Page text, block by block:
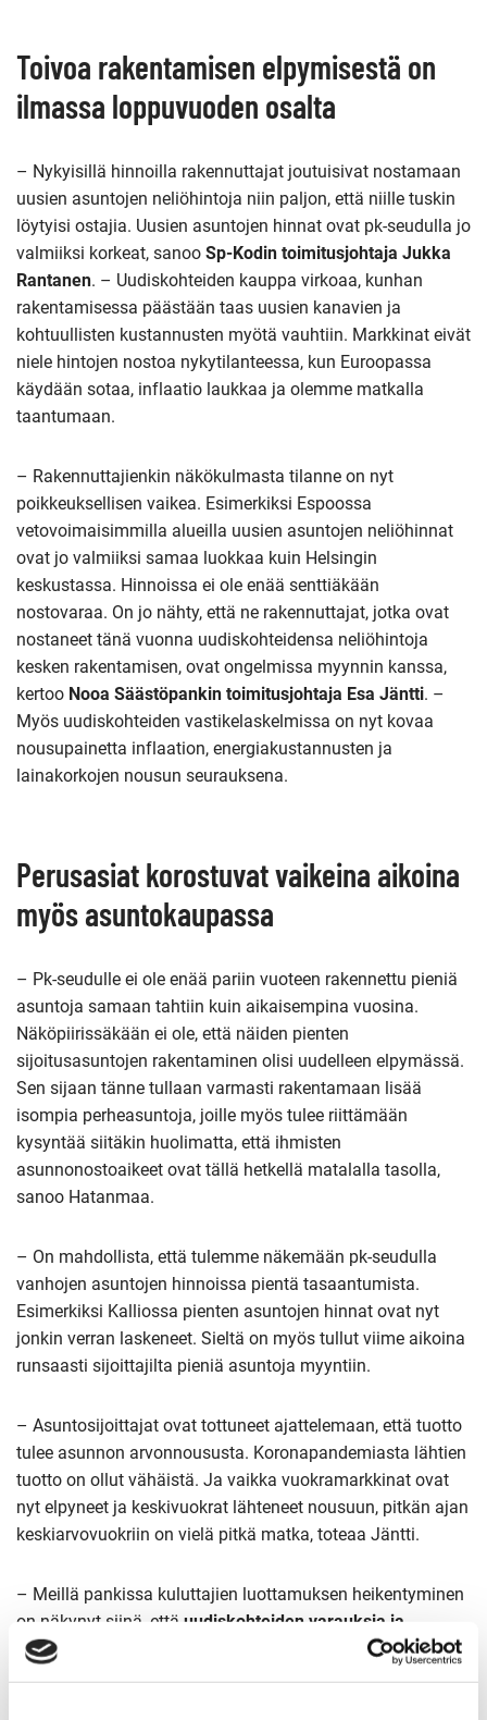
Toivoa rakentamisen elpymisestä on
ilmassa loppuvuoden osalta
– Nykyisillä hinnoilla rakennuttajat joutuisivat nostamaan
uusien asuntojen neliöhintoja niin paljon, että niille tuskin
löytyisi ostajia. Uusien asuntojen hinnat ovat pk-seudulla jo
valmiiksi korkeat, sanoo Sp-Kodin toimitusjohtaja Jukka
Rantanen. – Uudiskohteiden kauppa virkoaa, kunhan
rakentamisessa päästään taas uusien kanavien ja
kohtuullisten kustannusten myötä vauhtiin. Markkinat eivät
niele hintojen nostoa nykytilanteessa, kun Euroopassa
käydään sotaa, inflaatio laukkaa ja olemme matkalla
taantumaan.
– Rakennuttajienkin näkökulmasta tilanne on nyt
poikkeuksellisen vaikea. Esimerkiksi Espoossa
vetovoimaisimmilla alueilla uusien asuntojen neliöhinnat
ovat jo valmiiksi samaa luokkaa kuin Helsingin
keskustassa. Hinnoissa ei ole enää senttiäkään
nostovaraa. On jo nähty, että ne rakennuttajat, jotka ovat
nostaneet tänä vuonna uudiskohteidensa neliöhintoja
kesken rakentamisen, ovat ongelmissa myynnin kanssa,
kertoo Nooa Säästöpankin toimitusjohtaja Esa Jäntti. –
Myös uudiskohteiden vastikelaskelmissa on nyt kovaa
nousupainetta inflaation, energiakustannusten ja
lainakorkojen nousun seurauksena.
Perusasiat korostuvat vaikeina aikoina
myös asuntokaupassa
– Pk-seudulle ei ole enää pariin vuoteen rakennettu pieniä
asuntoja samaan tahtiin kuin aikaisempina vuosina.
Näköpiirissäkään ei ole, että näiden pienten
sijoitusasuntojen rakentaminen olisi uudelleen elpymässä.
Sen sijaan tänne tullaan varmasti rakentamaan lisää
isompia perheasuntoja, joille myös tulee riittämään
kysyntää siitäkin huolimatta, että ihmisten
asunnonostoaikeet ovat tällä hetkellä matalalla tasolla,
sanoo Hatanmaa.
– On mahdollista, että tulemme näkemään pk-seudulla
vanhojen asuntojen hinnoissa pientä tasaantumista.
Esimerkiksi Kalliossa pienten asuntojen hinnat ovat nyt
jonkin verran laskeneet. Sieltä on myös tullut viime aikoina
runsaasti sijoittajilta pieniä asuntoja myyntiin.
– Asuntosijoittajat ovat tottuneet ajattelemaan, että tuotto
tulee asunnon arvonnoususta. Koronapandemiasta lähtien
tuotto on ollut vähäistä. Ja vaikka vuokramarkkinat ovat
nyt elpyneet ja keskivuokrat lähteneet nousuun, pitkän ajan
keskiarvovuokriin on vielä pitkä matka, toteaa Jäntti.
– Meillä pankissa kuluttajien luottamuksen heikentyminen
on näkynyt siinä, että uudiskohteiden varauksia ja
asuntokauppoja on peruuntunut jonkin verran. Pankin